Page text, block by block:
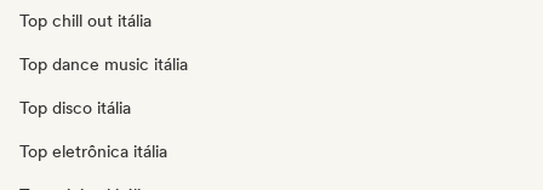
Top chill out itália
Top dance music itália
Top disco itália
Top eletrônica itália